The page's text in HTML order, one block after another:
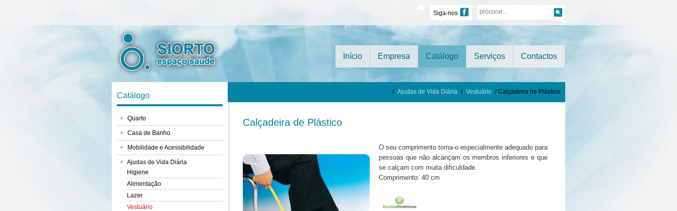
Siga-nos
Início Empresa Catálogo Serviços Contactos
Catálogo
+ Quarto
+ Casa de Banho
+ Mobilidade e Acessibilidade
+ Ajudas de Vida Diária
Higiene
Alimentação
Lazer
Vestuário
/ Ajudas de Vida Diária / Vestuário / Calçadeira de Plástico
Calçadeira de Plástico
O seu comprimento torna-o especialmente adequado para
pessoas que não alcançam os membros inferiores e que
se calçam com muita dificuldade.
Comprimento: 40 cm